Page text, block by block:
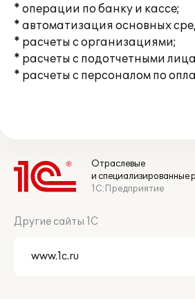
* операции по банку и кассе;
* автоматизация основных
* расчеты с организациями;
* расчеты с подотчетными
* расчеты с персоналом по
Отраслевые
и специализированные
1С:Предприятие
Другие сайты 1С